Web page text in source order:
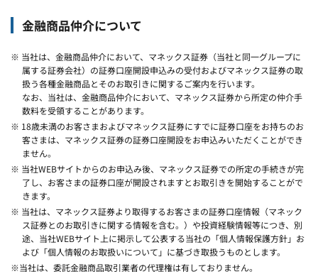
金融商品仲介について
※ 当社は、金融商品仲介において、マネックス証券（当社と同一グループに
属する証券会社）の証券口座開設申込みの受付およびマネックス証券の取
扱う各種金融商品とそのお取引きに関するご案内を行います。
なお、当社は、金融商品仲介において、マネックス証券から所定の仲介手
数料を受領することがあります。
※ 18歳未満のお客さまおよびマネックス証券にすでに証券口座をお持ちのお
客さまは、マネックス証券の証券口座開設をお申込みいただくことができ
ません。
※ 当社WEBサイトからのお申込み後、マネックス証券での所定の手続きが完
了し、お客さまの証券口座が開設されますとお取引きを開始することがで
きます。
※ 当社は、マネックス証券より取得するお客さまの証券口座情報（マネック
ス証券とのお取引きに関する情報を含む。）や投資経験情報等につき、別
途、当社WEBサイト上に掲示して公表する当社の「個人情報保護方針」お
よび「個人情報のお取扱いについて」に基づき取扱うものとします。
※当社は、委託金融商品取引業者の代理権は有しておりません。